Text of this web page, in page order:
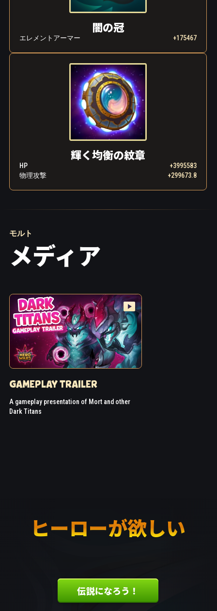
闇の冠
エレメントアーマー +175467
輝く均衡の紋章
HP
+3995583
物理攻撃
+299673.8
モルト
メディア
GAMEPLAY TRAILER
A gameplay presentation of Mort and other
Dark Titans
ヒーローが欲しい
伝説になろう！